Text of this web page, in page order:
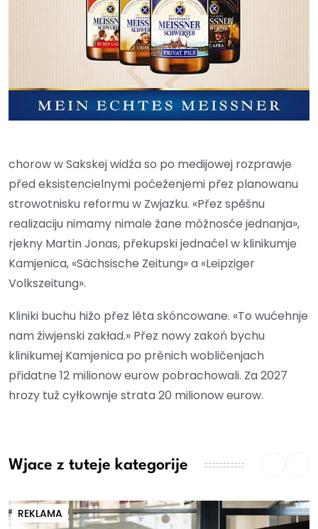
chorow w Sakskej widźa so po medijowej rozprawje
před eksistencielnymi poćeženjemi přez planowanu
strowotnisku reformu w Zwjazku. «Přez spěšnu
realizaciju nimamy nimale žane móžnosće jednanja»,
rjekny Martin Jonas, překupski jednaćel w klinikumje
Kamjenica, «Sächsische Zeitung» a «Leipziger
Volkszeitung».
Kliniki buchu hižo přez lěta skóncowane. «To wućehnje
nam žiwjenski zakład.» Přez nowy zakoń bychu
klinikumej Kamjenica po prěnich wobličenjach
přidatne 12 milionow eurow pobrachowali. Za 2027
hrozy tuž cyłkownje strata 20 milionow eurow.
Wjace z tuteje kategorije
REKLAMA